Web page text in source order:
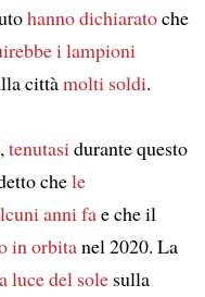
hanno dichiaratoche
i lampioni
cittàmolti soldi.
,tenutasidurante questo
chele
anni fae che il
in orbitanel 2020. La
luce del solesulla